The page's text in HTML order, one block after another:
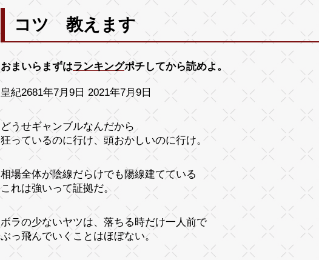
コツ 教えます
おまいらまずはランキングポチしてから読めよ。
皇紀2681年7月9日 2021年7月9日
どうせギャンブルなんだから
狂っているのに行け、頭おかしいのに行け。
相場全体が陰線だらけでも陽線建てている
これは強いって証拠だ。
ボラの少ないヤツは、落ちる時だけ一人前で
ぶっ飛んでいくことはほぼない。